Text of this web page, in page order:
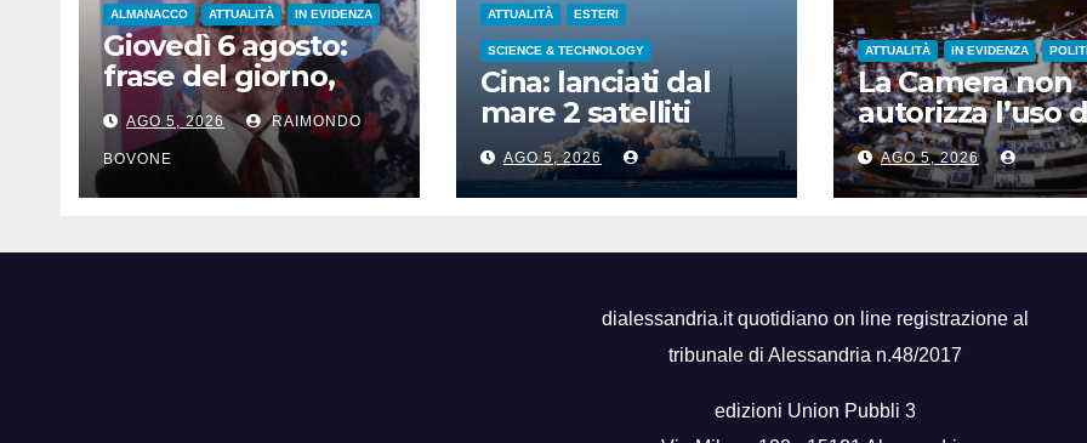
ALMANACCO ATTUALITÀ IN EVIDENZA
Giovedì 6 agosto:
frase del giorno,
santi del giorno, nati
famosi, accadde
oggi
AGO 5, 2026 RAIMONDO
BOVONE
ATTUALITÀ ESTERI
SCIENCE & TECHNOLOGY
Cina: lanciati dal
mare 2 satelliti
iperspettrali nello
Shandong
AGO 5, 2026
ATTUALITÀ IN EVIDENZA
La Camera non
autorizza l’uso
chat di
voto a scrutinio
segreto
AGO 5, 2026
dialessandria.it quotidiano on line registrazione al
tribunale di Alessandria n.48/2017
edizioni Union Pubbli 3